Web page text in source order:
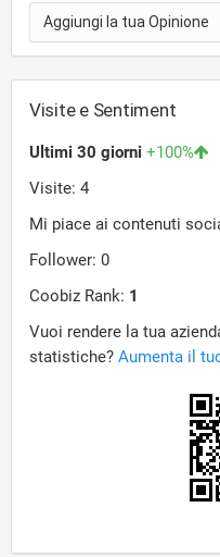
Aggiungi la tua Opinione
Visite e Sentiment